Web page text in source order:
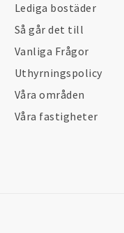
Lediga bostäder
Så går det till
Vanliga Frågor
Uthyrningspolicy
Våra områden
Våra fastigheter